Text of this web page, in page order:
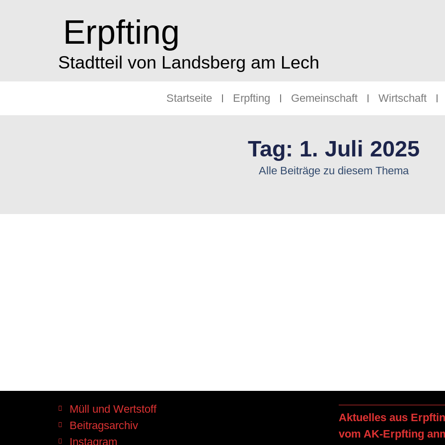
Erpfting
Stadtteil von Landsberg am Lech
Startseite Erpfting Gemeinschaft Wirtschaft
Tag: 1. Juli 2025
Alle Beiträge zu diesem Thema
Müll und Wertstoff
Beitragsarchiv
Instagram
Aktuelles aus
vom AK-Erpfting